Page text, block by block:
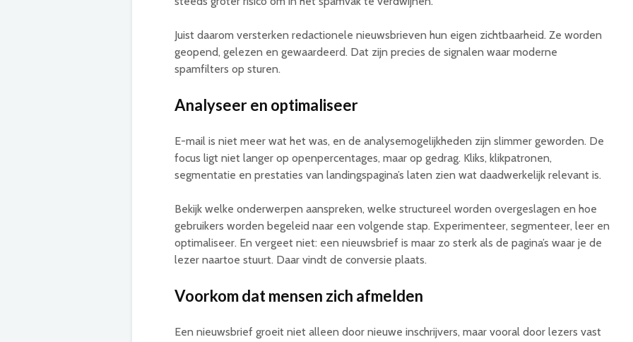
Juist daarom versterken redactionele nieuwsbrieven hun eigen zichtbaarheid. Ze worden
geopend, gelezen en gewaardeerd. Dat zijn precies de signalen waar moderne
spamfilters op sturen.
Analyseer en optimaliseer
E-mail is niet meer wat het was, en de analysemogelijkheden zijn slimmer geworden. De
focus ligt niet langer op openpercentages, maar op gedrag. Kliks, klikpatronen,
segmentatie en prestaties van landingspagina’s laten zien wat daadwerkelijk relevant is.
Bekijk welke onderwerpen aanspreken, welke structureel worden overgeslagen en hoe
gebruikers worden begeleid naar een volgende stap. Experimenteer, segmenteer, leer en
optimaliseer. En vergeet niet: een nieuwsbrief is maar zo sterk als de pagina’s waar je de
lezer naartoe stuurt. Daar vindt de conversie plaats.
Voorkom dat mensen zich afmelden
Een nieuwsbrief groeit niet alleen door nieuwe inschrijvers, maar vooral door lezers vast